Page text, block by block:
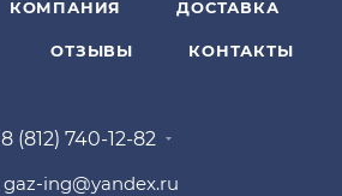
КОМПАНИЯ ДОСТАВКА
ОТЗЫВЫ КОНТАКТЫ
8 (812) 740-12-82
gaz-ing@yandex.ru